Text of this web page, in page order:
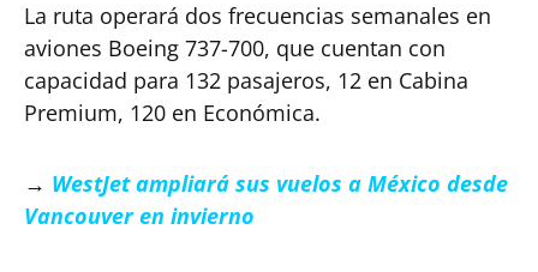
La ruta operará dos frecuencias semanales en
aviones Boeing 737-700, que cuentan con
capacidad para 132 pasajeros, 12 en Cabina
Premium, 120 en Económica.
→ WestJet ampliará sus vuelos a México desde
Vancouver en invierno